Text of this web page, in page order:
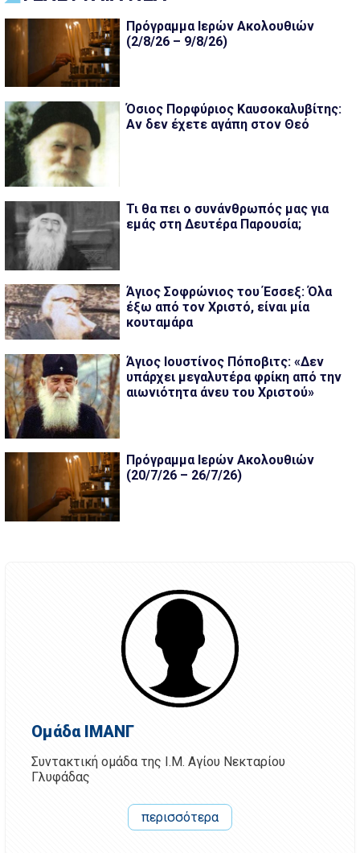
Πρόγραμμα Ιερών Ακολουθιών
(2/8/26 – 9/8/26)
Όσιος Πορφύριος Καυσοκαλυβίτης:
Αν δεν έχετε αγάπη στον Θεό
Τι θα πει ο συνάνθρωπός μας για
εμάς στη Δευτέρα Παρουσία;
Άγιος Σοφρώνιος του Έσσεξ: Όλα
έξω από τον Χριστό, είναι μία
κουταμάρα
Άγιος Ιουστίνος Πόποβιτς: «Δεν
υπάρχει μεγαλυτέρα φρίκη από την
αιωνιότητα άνευ του Χριστού»
Πρόγραμμα Ιερών Ακολουθιών
(20/7/26 – 26/7/26)
Ομάδα ΙΜΑΝΓ
Συντακτική ομάδα της Ι.Μ. Αγίου Νεκταρίου
Γλυφάδας
περισσότερα